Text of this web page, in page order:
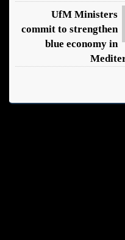
UfM Ministers
commit to strengthen
blue economy in